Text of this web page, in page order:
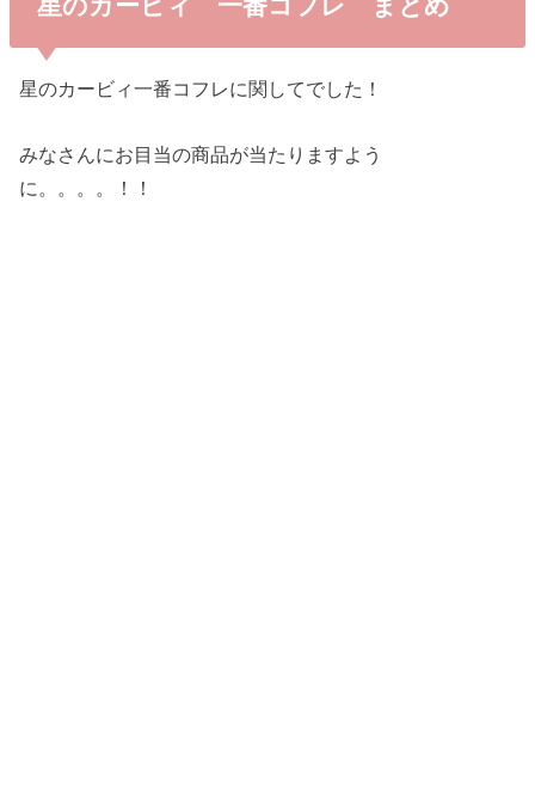
星のカービィ一番コフレに関してでした！
みなさんにお目当の商品が当たりますよう
に。。。。！！